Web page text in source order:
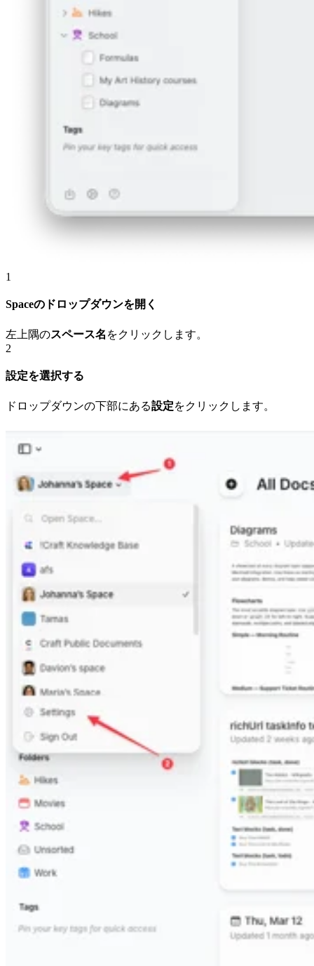
1
Spaceのドロップダウンを開く
左上隅のスペース名 をクリックします。
2
設定を選択する
ドロップダウンの下部にある設定をクリックします。